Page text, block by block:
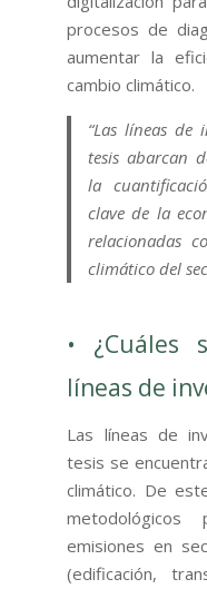
procesos de
aumentar la
cambio climático.
“Las líneas de
tesis abarcan
la
clave de la
relacionadas
climático del
• ¿Cuáles
líneas de
Las líneas de
tesis se
climático. De
emisiones en
(edificación,